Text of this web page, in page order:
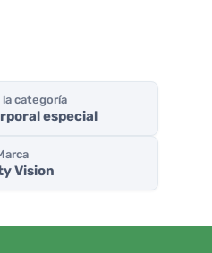
la categoría
especial
Vision